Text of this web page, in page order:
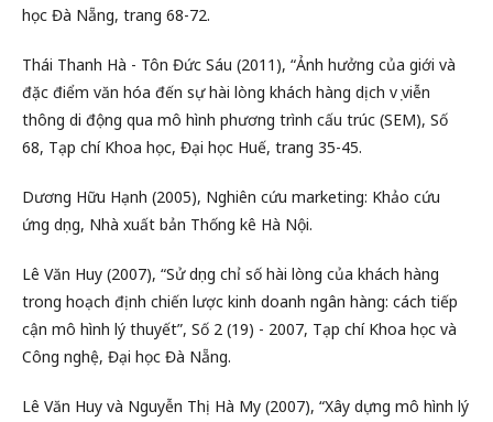
học Đà Nẵng, trang 68-72.
Thái Thanh Hà - Tôn Đức Sáu (2011), “Ảnh hưởng của giới và
đặc điểm văn hóa đến sự hài lòng khách hàng dịch vụ viễn
thông di động qua mô hình phương trình cấu trúc (SEM), Số
68, Tạp chí Khoa học, Đại học Huế, trang 35-45.
Dương Hữu Hạnh (2005), Nghiên cứu marketing: Khảo cứu
ứng dụng, Nhà xuất bản Thống kê Hà Nội.
Lê Văn Huy (2007), “Sử dụng chỉ số hài lòng của khách hàng
trong hoạch định chiến lược kinh doanh ngân hàng: cách tiếp
cận mô hình lý thuyết”, Số 2 (19) - 2007, Tạp chí Khoa học và
Công nghệ, Đại học Đà Nẵng.
Lê Văn Huy và Nguyễn Thị Hà My (2007), “Xây dựng mô hình lý